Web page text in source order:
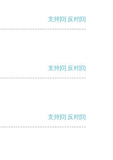
支持[0] 反对[0]
支持[0] 反对[0]
支持[0] 反对[0]